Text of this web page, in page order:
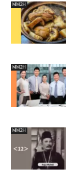
MM2H
MM2H
MM2H